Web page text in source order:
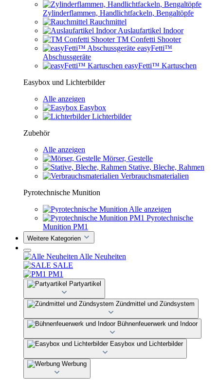
Zylinderflammen, Handlichtfackeln, Bengaltöpfe
Rauchmittel
Auslaufartikel Indoor
TM Confetti Shooter
easyFetti™
Abschussgeräte
easyFetti™ Kartuschen
Easybox und Lichterbilder
Alle anzeigen
Easybox
Lichterbilder
Zubehör
Alle anzeigen
Mörser, Gestelle
Stative, Bleche, Rahmen
Verbrauchsmaterialien
Pyrotechnische Munition
Alle anzeigen
Pyrotechnische
Munition PM1
Weitere Kategorien
Alle Neuheiten
SALE
PM1
Partyartikel
Zündmittel und Zündsystem
Bühnenfeuerwerk und Indoor
Easybox und Lichterbilder
Werbung